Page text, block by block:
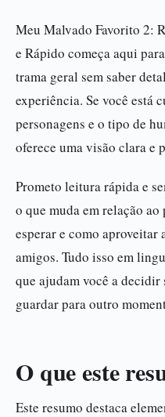
Meu Malvado Favorito 2:
e Rápido começa aqui
trama geral sem saber
experiência. Se você está
personagens e o tipo de
oferece uma visão clara e
Prometo leitura rápida e
o que muda em relação
esperar e como aproveitar
amigos. Tudo isso em
que ajudam você a decidir
guardar para outro
O que este
Este resumo destaca